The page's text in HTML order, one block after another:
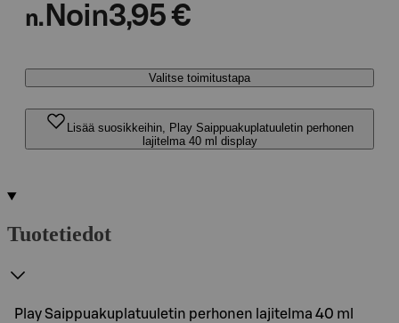
n. Noin3,95 €
Valitse toimitustapa
Lisää suosikkeihin, Play Saippuakuplatuuletin perhonen
lajitelma 40 ml display
Tuotetiedot
Play Saippuakuplatuuletin perhonen lajitelma 40 ml